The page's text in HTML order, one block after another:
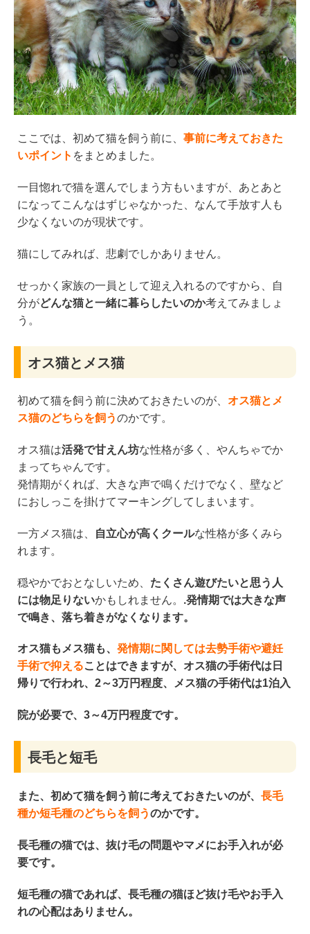
ここでは、初めて猫を飼う前に、 事前に考えておきた
いポイント をまとめました。
一目惚れで猫を選んでしまう方もいますが、あとあと
になってこんなはずじゃなかった、なんて手放す人も
少なくないのが現状です。
猫にしてみれば、悲劇でしかありません。
せっかく家族の一員として迎え入れるのですから、自
分がどんな猫と一緒に暮らしたいのか考えてみましょ
う。
オス猫とメス猫
初めて猫を飼う前に決めておきたいのが、 オス猫とメ
ス猫のどちらを飼うのかです。
オス猫は活発で甘えん坊な性格が多く、やんちゃでか
まってちゃんです。
発情期がくれば、大きな声で鳴くだけでなく、壁など
におしっこを掛けてマーキングしてしまいます。
一方メス猫は、 自立心が高くクールな性格が多くみら
れます。
穏やかでおとなしいため、 たくさん遊びたいと思う人
には物足りないかもしれません。 .発情期では大きな声
で鳴き、落ち着きがなくなります。
オス猫もメス猫も、 発情期に関しては去勢手術や避妊
手術で抑えることはできますが、オス猫の手術代は日
帰りで行われ、2～3万円程度、メス猫の手術代は1泊入
院が必要で、3～4万円程度です。
長毛と短毛
また、初めて猫を飼う前に考えておきたいのが、 長毛
種か短毛種のどちらを飼うのかです。
長毛種の猫では、 抜け毛の問題やマメにお手入れが必
要です。
短毛種の猫であれば、長毛種の猫ほど抜け毛やお手入
れの心配はありません。